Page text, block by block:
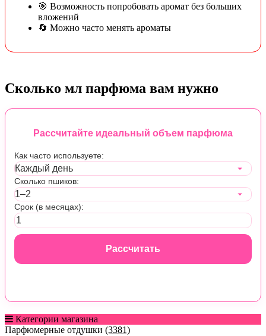
🎯 Возможность попробовать аромат без больших
вложений
🔄 Можно часто менять ароматы
Сколько мл парфюма вам нужно
Рассчитайте идеальный объем парфюма
Как часто используете:
Сколько пшиков:
Срок (в месяцах):
Рассчитать
Категории магазина
Парфюмерные отдушки (3381)